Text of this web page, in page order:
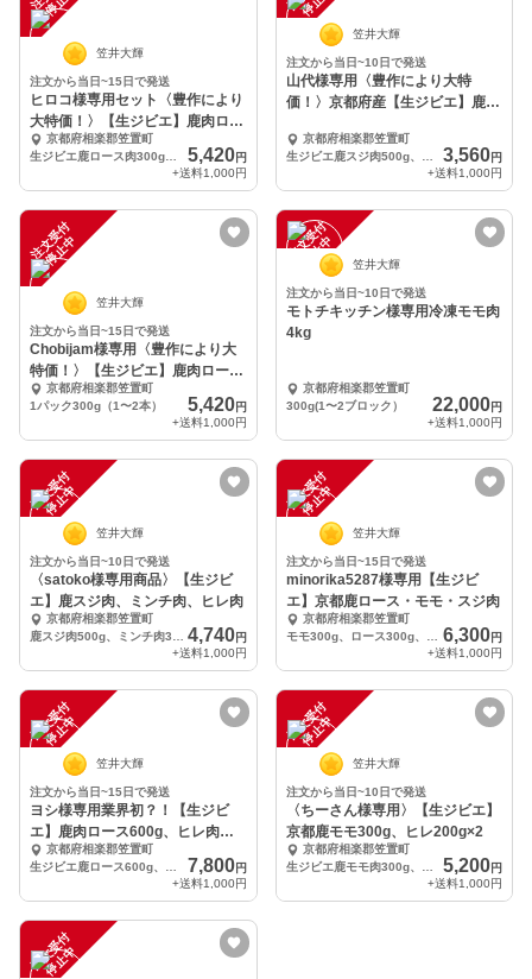
笠井大輝
注文から当日~15日で発送
ヒロコ様専用セット〈豊作により
大特価！〉【生ジビエ】鹿肉ロー
ス、ヒレ肉、スジ肉
京都府相楽郡笠置町
5,420円
+送料1,000円
笠井大輝
注文から当日~10日で発送
山代様専用〈豊作により大特
価！〉京都府産【生ジビエ】鹿ス
京都府相楽郡笠置町
3,560円
+送料1,000円
注
文
受
付
停
止
中
笠井大輝
注文から当日~15日で発送
Chobijam様専用〈豊作により大
特価！〉【生ジビエ】鹿肉ロー
ス、ヒレ肉、スジ
京都府相楽郡笠置町
1パック300g（1〜2本）
5,420円
+送料1,000円
注
文
受
付
停
止
中 笠井大輝
注文から当日~10日で発送
モトチキッチン様専用冷凍モモ肉
4kg
京都府相楽郡笠置町
300g(1〜2ブロック）
22,000円
+送料1,000円
注
文
受
付
停
止
中
笠井大輝
注文から当日~10日で発送
〈satoko様専用商品〉【生ジビ
エ】鹿スジ肉、ミンチ肉、ヒレ肉
京都府相楽郡笠置町
4,740円
+送料1,000円
注
文
受
付
停
止
中
笠井大輝
注文から当日~15日で発送
minorika5287様専用【生ジビ
エ】京都鹿ロース・モモ・スジ肉
京都府相楽郡笠置町
6,300円
+送料1,000円
注
文
受
付
停
止
中
笠井大輝
注文から当日~15日で発送
ヨシ様専用業界初？！【生ジビ
エ】鹿肉ロース600g、ヒレ肉
400g京都府相楽郡笠置町
7,800円
+送料1,000円
注
文
受
付
停
止
中
笠井大輝
注文から当日~10日で発送
〈ちーさん様専用〉【生ジビエ】
京都鹿モモ300g、ヒレ200g×2
京都府相楽郡笠置町
5,200円
+送料1,000円
注
文
受
付
停
止
中